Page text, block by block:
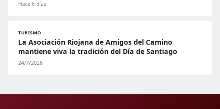
Hace 6 días
TURISMO
La Asociación Riojana de Amigos del Camino
mantiene viva la tradición del Día de Santiago
24/7/2026